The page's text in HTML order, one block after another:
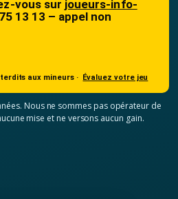
vous sur joueurs-info-
13 13 – appel non
aux mineurs · Évaluez votre jeu
Nous ne sommes pas opérateur de
mise et ne versons aucun gain.